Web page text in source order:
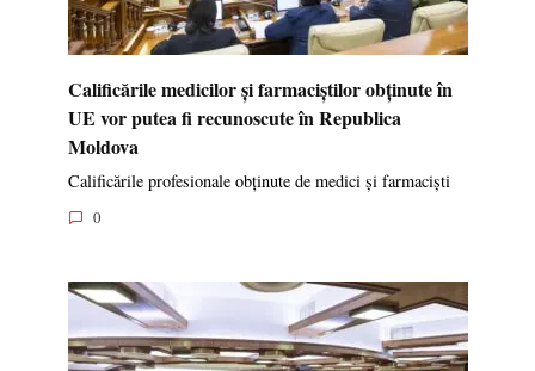
Calificările medicilor și farmaciștilor obținute în
UE vor putea fi recunoscute în Republica
Moldova
Calificările profesionale obținute de medici și farmaciști
0